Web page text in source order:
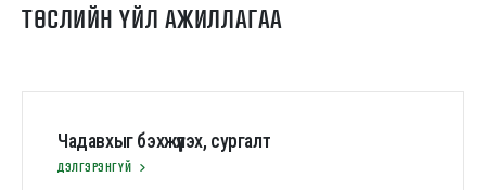
ТӨСЛИЙН ҮЙЛ АЖИЛЛАГАА
Чадавхыг бэхжүүлэх, сургалт
ДЭЛГЭРЭНГҮЙ